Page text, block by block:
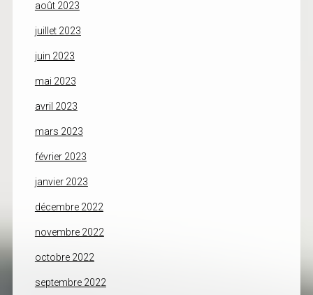
août 2023
juillet 2023
juin 2023
mai 2023
avril 2023
mars 2023
février 2023
janvier 2023
décembre 2022
novembre 2022
octobre 2022
septembre 2022